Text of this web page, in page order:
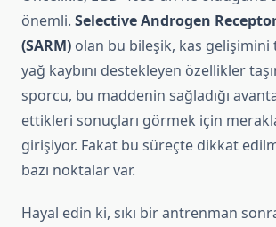
önemli. Selective Androgen
(SARM) olan bu bileşik, kas gelişimini
yağ kaybını destekleyen özellikler
sporcu, bu maddenin sağladığı
ettikleri sonuçları görmek için
girişiyor. Fakat bu süreçte dikkat
bazı noktalar var.
Hayal edin ki, sıkı bir antrenman